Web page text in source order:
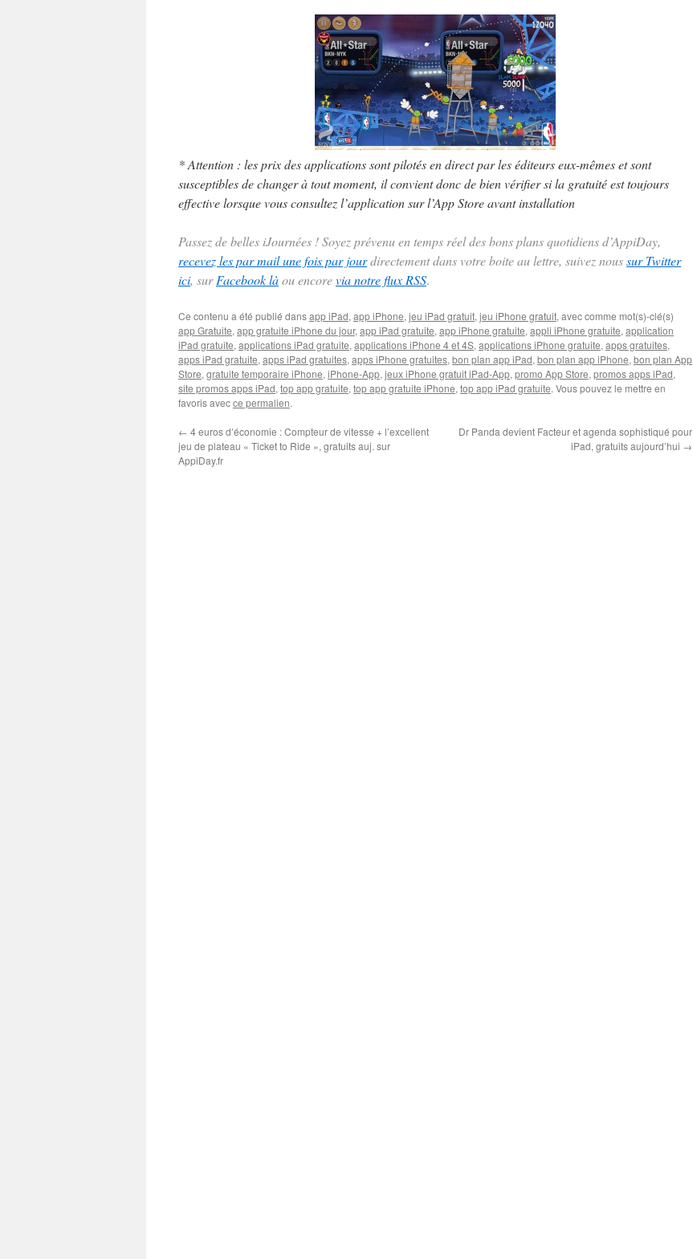
* Attention : les prix des applications sont pilotés en direct par les éditeurs eux-mêmes et sont
susceptibles de changer à tout moment, il convient donc de bien vérifier si la gratuité est toujours
effective lorsque vous consultez l’application sur l’App Store avant installation
Passez de belles iJournées ! Soyez prévenu en temps réel des bons plans quotidiens d’AppiDay,
recevez les par mail une fois par jourdirectement dans votre boite au lettre, suivez noussur Twitter
ici, surFacebook làou encorevia notre flux RSS.
Ce contenu a été publié dansapp iPad, app iPhone, jeu iPad gratuit, jeu iPhone gratuit, avec comme mot(s)-clé(s)
app Gratuite, app gratuite iPhone du jour, app iPad gratuite, app iPhone gratuite, appli iPhone gratuite, application
iPad gratuite, applications iPad gratuite, applications iPhone 4 et 4S, applications iPhone gratuite, apps gratuites,
apps iPad gratuite, apps iPad gratuites, apps iPhone gratuites, bon plan app iPad, bon plan app iPhone, bon plan App
Store, gratuite temporaire iPhone, iPhone-App, jeux iPhone gratuit iPad-App, promo App Store, promos apps iPad,
site promos apps iPad, top app gratuite, top app gratuite iPhone, top app iPad gratuite. Vous pouvez le mettre en
favoris avecce permalien.
← 4 euros d’économie : Compteur de vitesse + l’excellent
jeu de plateau « Ticket to Ride », gratuits auj. sur
AppiDay.fr
Dr Panda devient Facteur et agenda sophistiqué pour
iPad, gratuits aujourd’hui →